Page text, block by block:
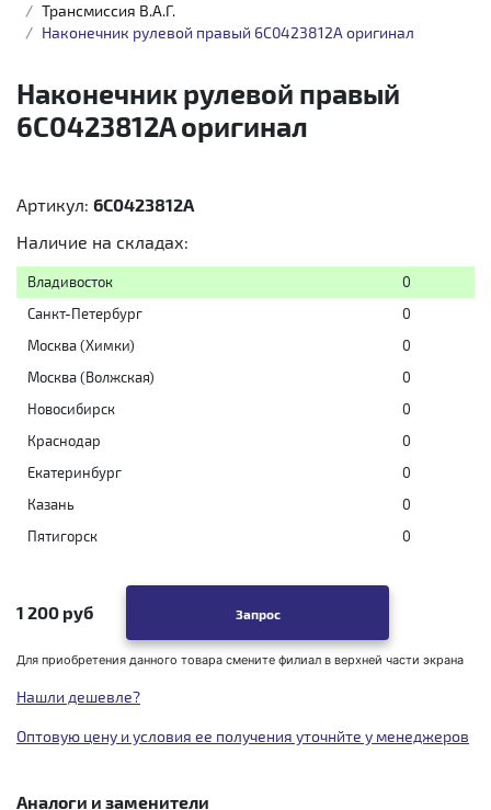
Трансмиссия B.A.Г.
Наконечник рулевой правый 6C0423812A оригинал
Наконечник рулевой правый
6C0423812A оригинал
Артикул: 6C0423812A
Наличие на складах:
Владивосток
0
Санкт-Петербург
0
Москва (Химки)
0
Москва (Волжская)
0
Новосибирск
0
Краснодар
0
Екатеринбург
0
Казань
0
Пятигорск
0
1 200 руб Запрос
Для приобретения данного товара смените филиал в верхней части экрана
Нашли дешевле?
Оптовую цену и условия ее получения уточнйте у менеджеров
Аналоги и заменители